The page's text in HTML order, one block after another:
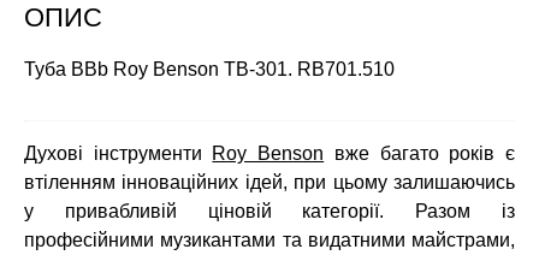
ОПИС
Туба BBb Roy Benson TB-301. RB701.510
Духові інструменти Roy Benson вже багато років є
втіленням інноваційних ідей, при цьому залишаючись
у привабливій ціновій категорії. Разом із
професійними музикантами та видатними майстрами,